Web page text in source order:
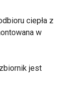
ciepła z
w
jest